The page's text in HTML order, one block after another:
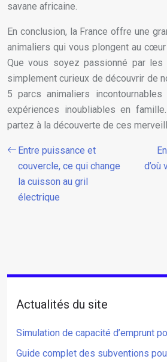
savane africaine.
En conclusion, la France offre une
animaliers qui vous plongent au
Que vous soyez passionné par les
simplement curieux de découvrir de
5 parcs animaliers
expériences inoubliables en
partez à la découverte de ces
Entre puissance et
couvercle, ce qui change
la cuisson au gril
électrique
d’où
Actualités du site
Simulation de capacité d’emprunt
Guide complet des subventions